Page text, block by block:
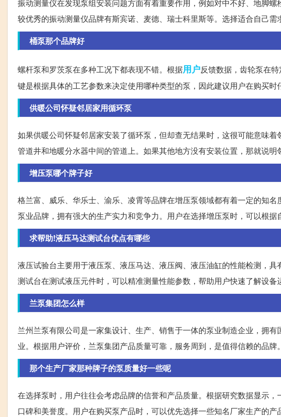
振动测量仪在发现泵组安装问题方面有着重要作用，例如对中不好、地脚
较优秀的振动测量仪品牌有斯宾诺、麦德、瑞士科里斯等。选择适合自己需
桶泵那个品牌好
螺杆泵和罗茨泵在多种工况下都表现不错。根据用户反馈数据，齿轮泵在
键是根据具体的工艺参数来决定使用哪种类型的泵，因此建议用户在购买时
供暖公司怀疑邻居家用循环泵
如果供暖公司怀疑邻居家安装了循环泵，但却查无结果时，这很可能意味
管道井和地暖分水器中间的管道上。如果其他地方没有安装位置，那就说明
增压泵哪个牌子好
格兰富、威乐、华乐士、渝乐、凌霄等品牌在增压泵领域都有着一定的知
泵业品牌，拥有强大的生产实力和竞争力。用户在选择增压泵时，可以根据
求帮助!液压马达测试台优点有哪些
液压试验台主要用于液压泵、液压马达、液压阀、液压油缸的性能检测，
测试台在测试液压元件时，可以精准测量性能参数，帮助用户快速了解设备
兰泵集团怎么样
兰州兰泵有限公司是一家集设计、生产、销售于一体的泵业制造企业，拥
业。根据用户评价，兰泵集团产品质量可靠，服务周到，是值得信赖的品牌。
那个生产厂家那种牌子的泵质量好一些呢
在选择泵时，用户往往会考虑品牌的信誉和产品质量。根据研究数据显示
口碑和美誉度。用户在购买泵产品时，可以优先选择一些知名厂家生产的产